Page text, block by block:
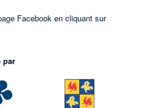
Facebook en cliquant sur
par